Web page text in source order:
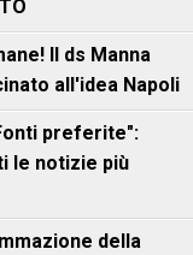
Il ds Manna
all'idea Napoli
preferite":
le notizie più
della